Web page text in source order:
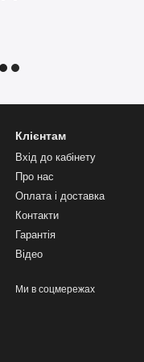
Клієнтам
Вхід до кабінету
Про нас
Оплата і доставка
Контакти
Гарантія
Відео
Ми в соцмережах